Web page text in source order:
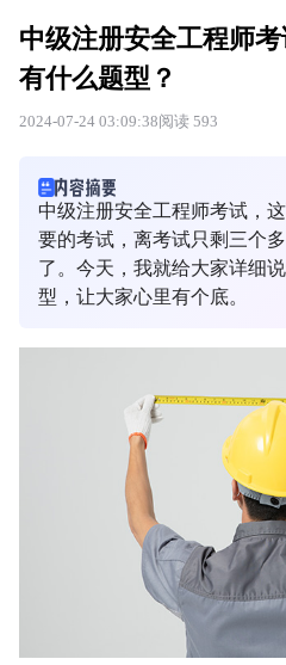
中级注册安全工程师
有什么题型？
2024-07-24 03:09:38阅读 593
中级注册安全工程师考试，
要的考试，离考试只剩三个
了。今天，我就给大家详细
型，让大家心里有个底。